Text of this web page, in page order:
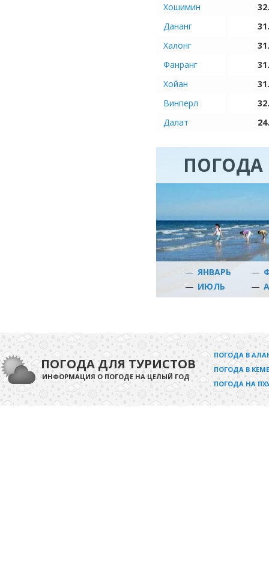
Хошимин
Дананг
Халонг
Фанранг
Хойан
Винперл
Далат
ПОГОДА
— ЯНВАРЬ —
— ИЮЛЬ —
ПОГОДА ДЛЯ ТУРИСТОВ
ИНФОРМАЦИЯ О ПОГОДЕ НА ЦЕЛЫЙ ГОД
ПОГОДА В
ПОГОДА В
ПОГОДА НА